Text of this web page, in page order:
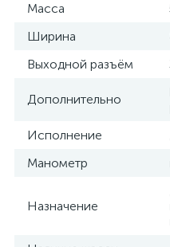
Масса
Ширина
Выходной разъём
Дополнительно
Исполнение
Манометр
Назначение